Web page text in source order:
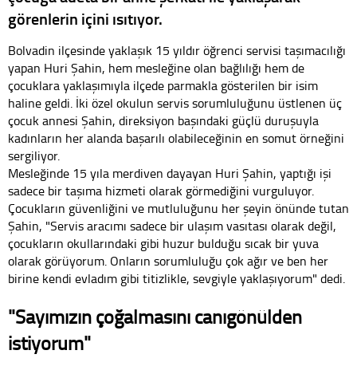
görenlerin içini ısıtıyor.
Bolvadin ilçesinde yaklaşık 15 yıldır öğrenci servisi taşımacılığı
yapan Huri Şahin, hem mesleğine olan bağlılığı hem de
çocuklara yaklaşımıyla ilçede parmakla gösterilen bir isim
haline geldi. İki özel okulun servis sorumluluğunu üstlenen üç
çocuk annesi Şahin, direksiyon başındaki güçlü duruşuyla
kadınların her alanda başarılı olabileceğinin en somut örneğini
sergiliyor.
Mesleğinde 15 yıla merdiven dayayan Huri Şahin, yaptığı işi
sadece bir taşıma hizmeti olarak görmediğini vurguluyor.
Çocukların güvenliğini ve mutluluğunu her şeyin önünde tutan
Şahin, "Servis aracımı sadece bir ulaşım vasıtası olarak değil,
çocukların okullarındaki gibi huzur bulduğu sıcak bir yuva
olarak görüyorum. Onların sorumluluğu çok ağır ve ben her
birine kendi evladım gibi titizlikle, sevgiyle yaklaşıyorum" dedi.
"Sayımızın çoğalmasını canıgönülden
istiyorum"